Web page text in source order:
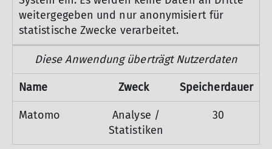
weitergegeben und nur anonymisiert für
statistische Zwecke verarbeitet.
Diese Anwendung überträgt Nutzerdaten
Name Zweck Speicherdauer
Matomo
Analyse /
Statistiken
30